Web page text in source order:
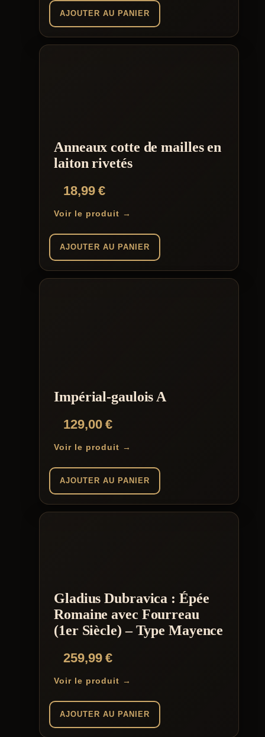
AJOUTER AU PANIER
Anneaux cotte de mailles en
laiton rivetés
18,99€
Voir le produit →
AJOUTER AU PANIER
Impérial-gaulois A
129,00€
Voir le produit →
AJOUTER AU PANIER
Gladius Dubravica : Épée
Romaine avec Fourreau
(1er Siècle) – Type Mayence
259,99€
Voir le produit →
AJOUTER AU PANIER